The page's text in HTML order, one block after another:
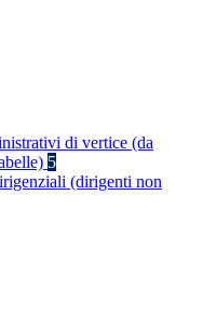
di vertice (da
5
(dirigenti non